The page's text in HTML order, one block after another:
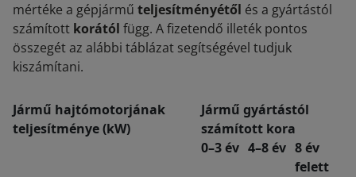
mértéke a gépjármű teljesítményétől és a gyártástól
számított korától függ. A fizetendő illeték pontos
összegét az alábbi táblázat segítségével tudjuk
kiszámítani.
Jármű hajtómotorjának
teljesítménye (kW)
Jármű gyártástól
számított kora
0–3 év 4–8 év 8 év
felett